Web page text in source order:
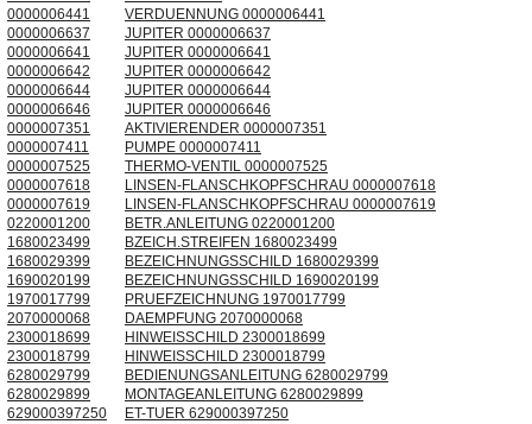
0000006441
VERDUENNUNG 0000006441
0000006637
JUPITER 0000006637
0000006641
JUPITER 0000006641
0000006642
JUPITER 0000006642
0000006644
JUPITER 0000006644
0000006646
JUPITER 0000006646
0000007351
AKTIVIERENDER 0000007351
0000007411
PUMPE 0000007411
0000007525
THERMO-VENTIL 0000007525
0000007618
LINSEN-FLANSCHKOPFSCHRAU 0000007618
0000007619
LINSEN-FLANSCHKOPFSCHRAU 0000007619
0220001200
BETR.ANLEITUNG 0220001200
1680023499
BZEICH.STREIFEN 1680023499
1680029399
BEZEICHNUNGSSCHILD 1680029399
1690020199
BEZEICHNUNGSSCHILD 1690020199
1970017799
PRUEFZEICHNUNG 1970017799
2070000068
DAEMPFUNG 2070000068
2300018699
HINWEISSCHILD 2300018699
2300018799
HINWEISSCHILD 2300018799
6280029799
BEDIENUNGSANLEITUNG 6280029799
6280029899
MONTAGEANLEITUNG 6280029899
629000397250
ET-TUER 629000397250